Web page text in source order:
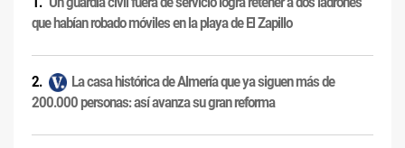
que habían robado móviles en la playa de El Zapillo
La casa histórica de Almería que ya siguen más de
200.000 personas: así avanza su gran reforma